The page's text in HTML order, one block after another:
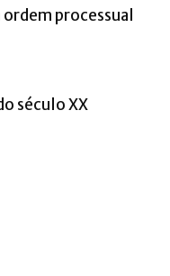
ordem processual
século XX